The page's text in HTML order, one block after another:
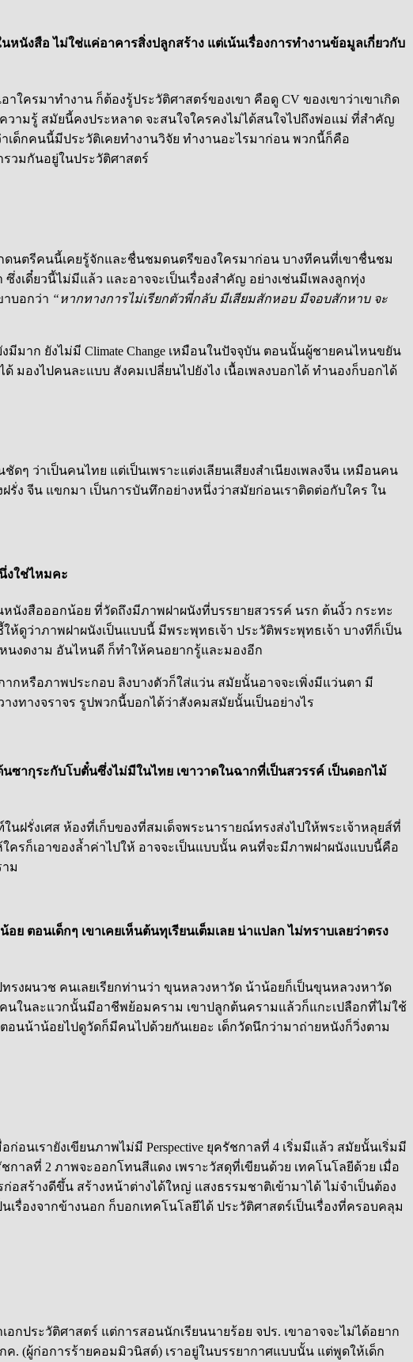
นังสือ ไม่ใช่แค่อาคารสิ่งปลูกสร้าง แต่เน้นเรื่องการทำงานข้อมูลเกี่ยวกับ
ครมาทำงาน ก็ต้องรู้ประวัติศาสตร์ของเขา คือดู CV ของเขาว่าเขาเกิด
ามรู้ สมัยนี้คงประหลาด จะสนใจใครคงไม่ได้สนใจไปถึงพ่อแม่ ที่สำคัญ
เด็กคนนี้มีประวัติเคยทำงานวิจัย ทำงานอะไรมาก่อน พวกนี้ก็คือ
รวมกันอยู่ในประวัติศาสตร์
ดนตรีคนนี้เคยรู้จักและชื่นชมดนตรีของใครมาก่อน บางทีคนที่เขาชื่นชม
เดี๋ยวนี้ไม่มีแล้ว และอาจจะเป็นเรื่องสำคัญ อย่างเช่นมีเพลงลูกทุ่ง
าบอกว่า “หากทางการไม่เรียกตัวพี่กลับ มีเสียมสักหอบ มีจอบสักหาบ จะ
มาก ยังไม่มี Climate Change เหมือนในปัจจุบัน ตอนนั้นผู้ชายคนไหนขยัน
องไปคนละแบบ สังคมเปลี่ยนไปยังไง เนื้อเพลงบอกได้ ทำนองก็บอกได้
ว่าเป็นคนไทย แต่เป็นเพราะแต่งเลียนเสียงสำเนียงเพลงจีน เหมือนคน
รั่ง จีน แขกมา เป็นการบันทึกอย่างหนึ่งว่าสมัยก่อนเราติดต่อกับใคร ใน
งใช่ไหมคะ
หนังสือออกน้อย ที่วัดถึงมีภาพฝาผนังที่บรรยายสวรรค์ นรก ต้นงิ้ว กระทะ
ดูว่าภาพฝาผนังเป็นแบบนี้ มีพระพุทธเจ้า ประวัติพระพุทธเจ้า บางทีก็เป็น
นงดงาม อันไหนดี ก็ทำให้คนอยากรู้และมองอีก
หรือภาพประกอบ ลิงบางตัวก็ใส่แว่น สมัยนั้นอาจจะเพิ่งมีแว่นตา มี
งทางจราจร รูปพวกนี้บอกได้ว่าสังคมสมัยนั้นเป็นอย่างไร
ากุระกับโบตั๋นซึ่งไม่มีในไทย เขาวาดในฉากที่เป็นสวรรค์ เป็นดอกไม้
ฝรั่งเศส ห้องที่เก็บของที่สมเด็จพระนารายณ์ทรงส่งไปให้พระเจ้าหลุยส์ที่
ครก็เอาของล้ำค่าไปให้ อาจจะเป็นแบบนั้น คนที่จะมีภาพฝาผนังแบบนี้คือ
ม
อนเด็กๆ เขาเคยเห็นต้นทุเรียนเต็มเลย น่าแปลก ไม่ทราบเลยว่าตรง
รงผนวช คนเลยเรียกท่านว่า ขุนหลวงหาวัด น้าน้อยก็เป็นขุนหลวงหาวัด
นในละแวกนั้นมีอาชีพย้อมคราม เขาปลูกต้นครามแล้วก็แกะเปลือกที่ไม่ใช้
อนน้าน้อยไปดูวัดก็มีคนไปด้วยกันเยอะ เด็กวัดนึกว่ามาถ่ายหนังก็วิ่งตาม
นเรายังเขียนภาพไม่มี Perspective ยุครัชกาลที่ 4 เริ่มมีแล้ว สมัยนั้นเริ่มมี
าลที่ 2 ภาพจะออกโทนสีแดง เพราะวัสดุที่เขียนด้วย เทคโนโลยีด้วย เมื่อ
สร้างดีขึ้น สร้างหน้าต่างได้ใหญ่ แสงธรรมชาติเข้ามาได้ ไม่จำเป็นต้อง
รื่องจากข้างนอก ก็บอกเทคโนโลยีได้ ประวัติศาสตร์เป็นเรื่องที่ครอบคลุม
กประวัติศาสตร์ แต่การสอนนักเรียนนายร้อย จปร. เขาอาจจะไม่ได้อยาก
. (ผู้ก่อการร้ายคอมมิวนิสต์) เราอยู่ในบรรยากาศแบบนั้น แต่พูดให้เด็ก